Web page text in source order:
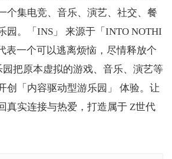
个集电竞、音乐、演艺、社交、餐
园。「INS」 来源于「INTO NOTHI
表一个可以逃离烦恼，尽情释放个
把原本虚拟的游戏、音乐、演艺等
创「内容驱动型游乐园」 体验。让
真实连接与热爱，打造属于 Z世代